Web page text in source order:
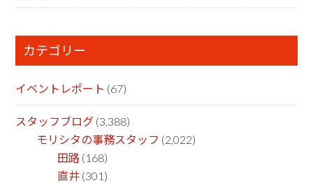
カテゴリー
イベントレポート (67)
スタッフブログ (3,388)
モリシタの事務スタッフ (2,022)
田路 (168)
直井 (301)